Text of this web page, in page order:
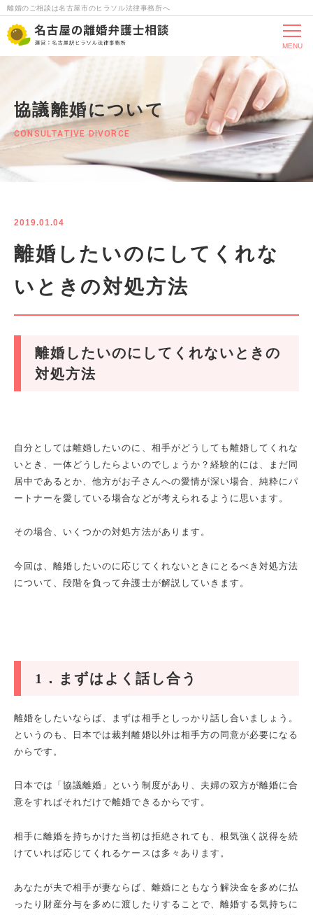
離婚のご相談は名古屋市のヒラソル法律事務所へ
MENU
協議離婚について
CONSULTATIVE DIVORCE
2019.01.04
離婚したいのにしてくれな
いときの対処方法
離婚したいのにしてくれないときの
対処方法
自分としては離婚したいのに、相手がどうしても離婚してくれな
いとき、一体どうしたらよいのでしょうか？経験的には、まだ同
居中であるとか、他方がお子さんへの愛情が深い場合、純粋にパ
ートナーを愛している場合などが考えられるように思います。
その場合、いくつかの対処方法があります。
今回は、離婚したいのに応じてくれないときにとるべき対処方法
について、段階を負って弁護士が解説していきます。
1 ．まずはよく話し合う
離婚をしたいならば、まずは相手としっかり話し合いましょう。
というのも、日本では裁判離婚以外は相手方の同意が必要になる
からです。
日本では「協議離婚」という制度があり、夫婦の双方が離婚に合
意をすればそれだけで離婚できるからです。
相手に離婚を持ちかけた当初は拒絶されても、根気強く説得を続
けていれば応じてくれるケースは多々あります。
あなたが夫で相手が妻ならば、離婚にともなう解決金を多めに払
ったり財産分与を多めに渡したりすることで、離婚する気持ちに